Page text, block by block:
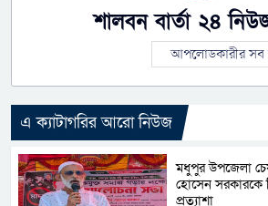
শালবন বার্তা ২৪
আপলোডকারীর সব
এ ক্যাটাগরির আরো নিউজ
মধুপুর উপজেলা
হোসেন সরকারকে
প্রত্যাশা